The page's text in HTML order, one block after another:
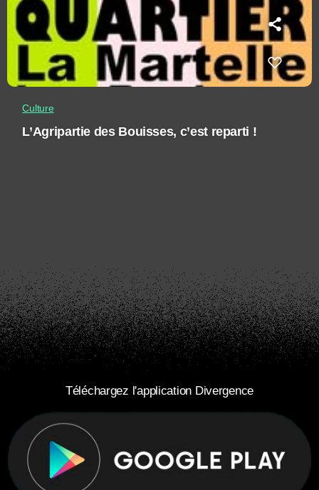
Culture
L’Agripartie des Bouisses, c’est reparti !
Téléchargez l'application Divergence